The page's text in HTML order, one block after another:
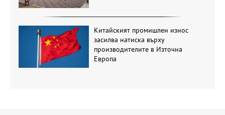
Китайският промишлен износ
засилва натиска върху
производителите в Източна
Европа